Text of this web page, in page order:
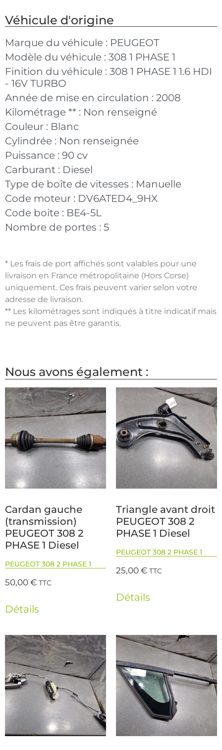
Véhicule d'origine
Marque du véhicule : PEUGEOT
Modèle du véhicule : 308 1 PHASE 1
Finition du véhicule : 308 1 PHASE 1 1.6 HDI
- 16V TURBO
Année de mise en circulation : 2008
Kilométrage ** : Non renseigné
Couleur : Blanc
Cylindrée : Non renseignée
Puissance : 90 cv
Carburant : Diesel
Type de boîte de vitesses : Manuelle
Code moteur : DV6ATED4_9HX
Code boite : BE4-5L
Nombre de portes : 5
* Les frais de port affichés sont valables pour une
livraison en France métropolitaine (Hors Corse)
uniquement. Ces frais peuvent varier selon votre
adresse de livraison.
** Les kilométrages sont indiqués à titre indicatif mais
ne peuvent pas être garantis.
Nous avons également :
Cardan gauche
(transmission)
PEUGEOT 308 2
PHASE 1 Diesel
PEUGEOT 308 2 PHASE 1
50,00€ TTC
Détails
Triangle avant droit
PEUGEOT 308 2
PHASE 1 Diesel
PEUGEOT 308 2 PHASE 1
25,00€ TTC
Détails